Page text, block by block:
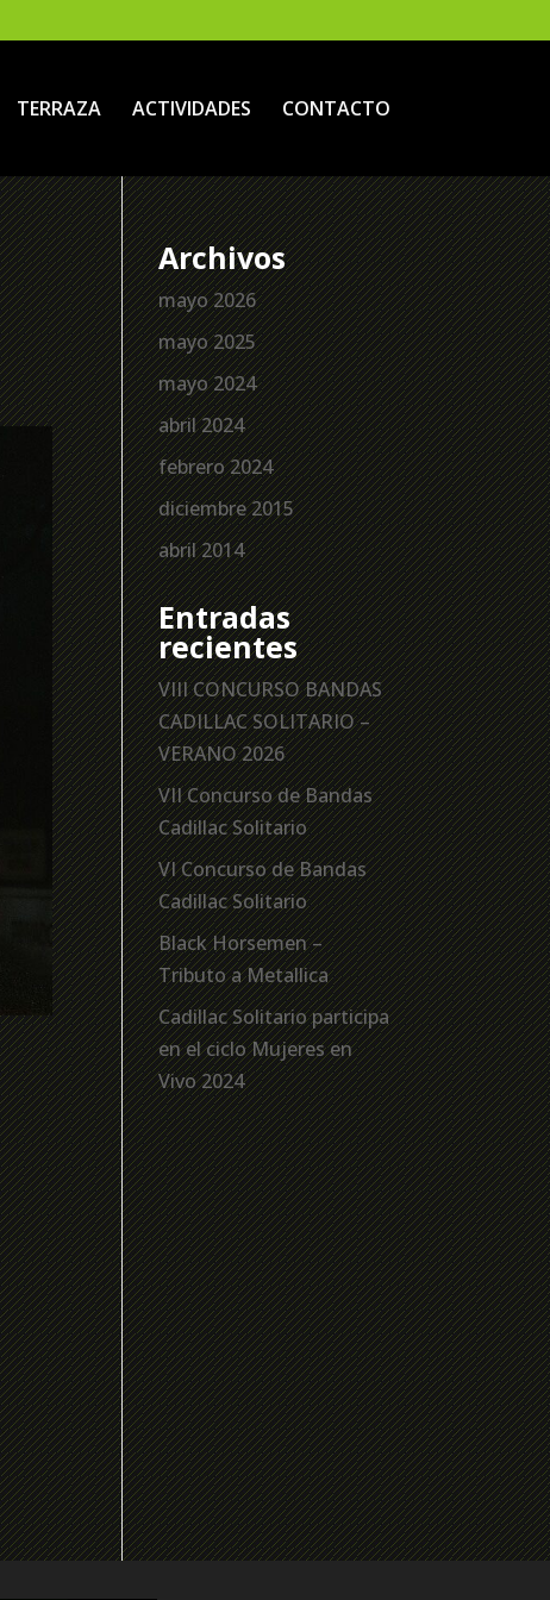
TERRAZA ACTIVIDADES CONTACTO
Archivos
mayo 2026
mayo 2025
mayo 2024
abril 2024
febrero 2024
diciembre 2015
abril 2014
Entradas
recientes
VIII CONCURSO BANDAS
CADILLAC SOLITARIO –
VERANO 2026
VII Concurso de Bandas
Cadillac Solitario
VI Concurso de Bandas
Cadillac Solitario
Black Horsemen –
Tributo a Metallica
Cadillac Solitario participa
en el ciclo Mujeres en
Vivo 2024